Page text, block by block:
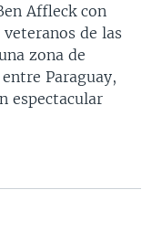
Affleck con
de las
zona de
Paraguay,
espectacular